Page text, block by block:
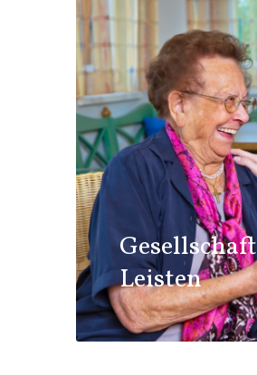
Gesellschaft
Leisten